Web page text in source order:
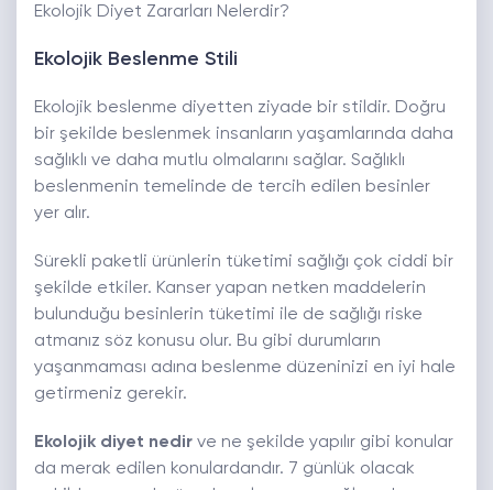
Ekolojik Diyet Zararları Nelerdir?
Ekolojik Beslenme Stili
Ekolojik beslenme diyetten ziyade bir stildir. Doğru
bir şekilde beslenmek insanların yaşamlarında daha
sağlıklı ve daha mutlu olmalarını sağlar. Sağlıklı
beslenmenin temelinde de tercih edilen besinler
yer alır.
Sürekli paketli ürünlerin tüketimi sağlığı çok ciddi bir
şekilde etkiler. Kanser yapan netken maddelerin
bulunduğu besinlerin tüketimi ile de sağlığı riske
atmanız söz konusu olur. Bu gibi durumların
yaşanmaması adına beslenme düzeninizi en iyi hale
getirmeniz gerekir.
Ekolojik diyet nedir ve ne şekilde yapılır gibi konular
da merak edilen konulardandır. 7 günlük olacak